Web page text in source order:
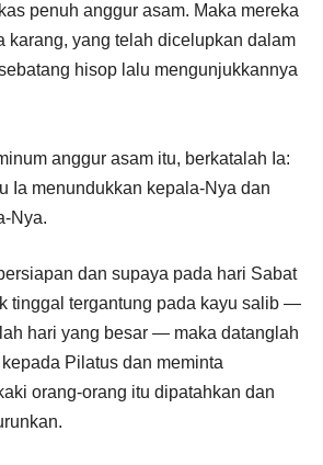
penuh anggur asam. Maka mereka
karang, yang telah dicelupkan dalam
hisop lalu mengunjukkannya
anggur asam itu, berkatalah Ia:
Ia menundukkan kepala-Nya dan
Nya.
dan supaya pada hari Sabat
tinggal tergantung pada kayu salib —
hari yang besar — maka datanglah
Pilatus dan meminta
orang-orang itu dipatahkan dan